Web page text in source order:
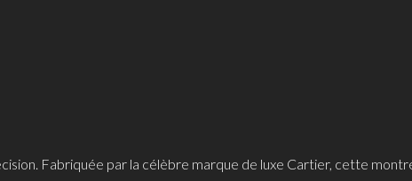
Fabriquée par la célèbre marque de luxe Cartier, cette